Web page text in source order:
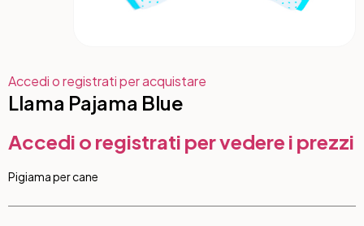
Accedi o registrati per acquistare
Llama Pajama Blue
Accedi o registrati per vedere i prezzi
Pigiama per cane